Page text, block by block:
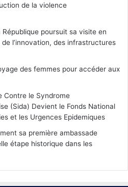
de la violence
poursuit sa visite en
l’innovation, des infrastructures
des femmes pour accéder aux
Contre le Syndrome
(Sida) Devient le Fonds National
et les Urgences Epidemiques
sa première ambassade
étape historique dans les